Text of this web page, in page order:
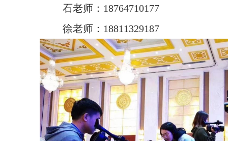
石老师：18764710177
徐老师：18811329187